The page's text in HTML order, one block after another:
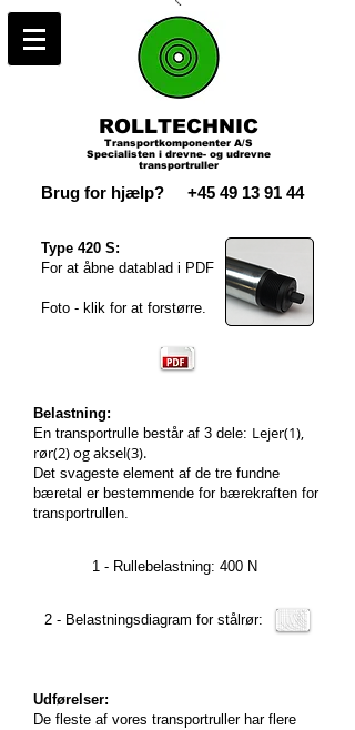
ROLLTECHNIC
Transportkomponenter A/S
Specialisten i drevne- og udrevne
transportruller
Brug for hjælp? +45 49 13 91 44
Type 420 S:
For at åbne datablad i PDF
Foto - klik for at forstørre.
Belastning:
En transportrulle består af 3 dele: Lejer(1),
rør(2) og aksel(3).
Det svageste element af de tre fundne
bæretal er bestemmende for bærekraften for
transportrullen.
1 - Rullebelastning: 400 N
2 - Belastningsdiagram for stålrør:
Udførelser:
De fleste af vores transportruller har flere